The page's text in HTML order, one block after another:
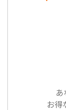
あ
お得